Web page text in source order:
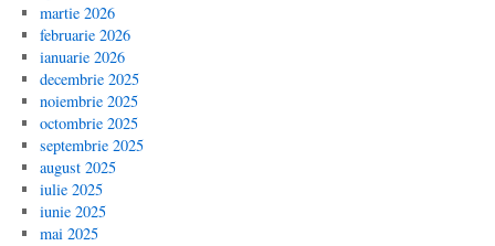
martie 2026
februarie 2026
ianuarie 2026
decembrie 2025
noiembrie 2025
octombrie 2025
septembrie 2025
august 2025
iulie 2025
iunie 2025
mai 2025